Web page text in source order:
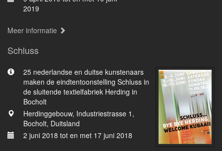
2019
Meer informatie
Schluss
25 nederlandse en duitse kunstenaars
maken de eindtentoonstelling Schluss in
de sluitende textielfabriek Herding in
Bocholt
Herdinggebouw, Industriestrasse 1,
Bocholt, Duitsland
2 juni 2018 tot en met 17 juni 2018